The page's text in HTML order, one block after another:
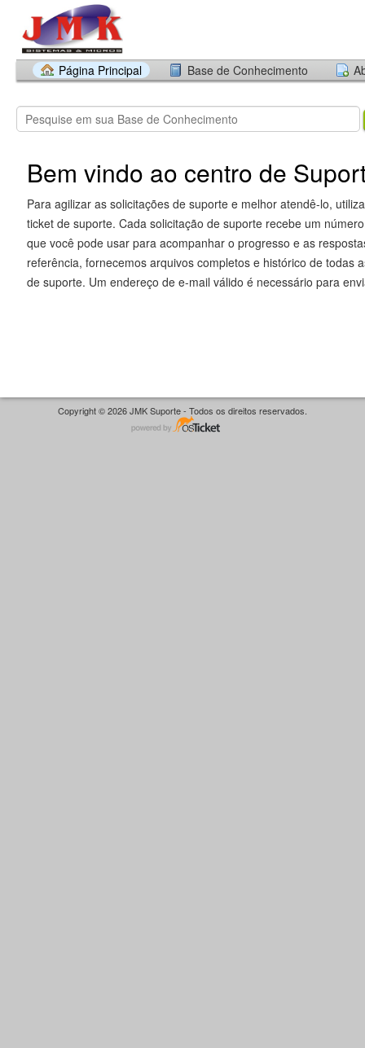
Página Principal Base de Conhecimento
Bem vindo ao centro de
Para agilizar as solicitações de suporte e melhor atendê-lo,
ticket de suporte. Cada solicitação de suporte recebe um
que você pode usar para acompanhar o progresso e as
referência, fornecemos arquivos completos e histórico de todas
de suporte. Um endereço de e-mail válido é necessário para
Copyright © 2026 JMK Suporte - Todos os direitos reservados.